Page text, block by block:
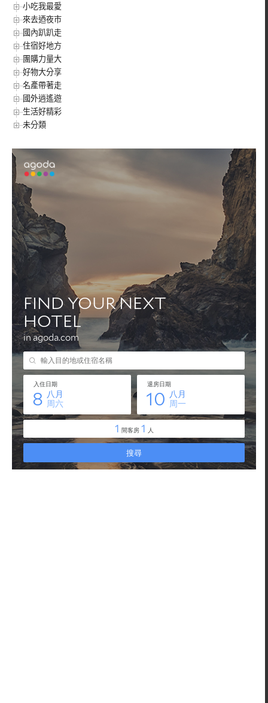
小吃我最愛
來去迺夜市
國內趴趴走
住宿好地方
團購力量大
好物大分享
名產帶著走
國外逍遙遊
生活好精彩
未分類